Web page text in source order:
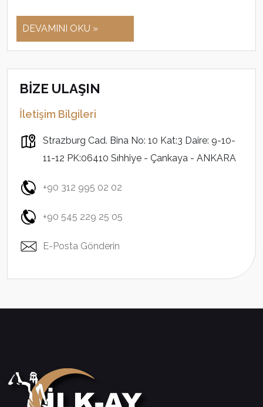
DEVAMINI OKU »
BİZE ULAŞIN
İletişim Bilgileri
Strazburg Cad. Bina No: 10 Kat:3 Daire: 9-10-
11-12 PK:06410 Sıhhiye - Çankaya - ANKARA
+90 312 995 02 02
+90 545 229 25 05
E-Posta Gönderin